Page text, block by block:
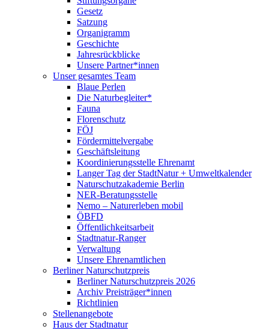
Gesetz
Satzung
Organigramm
Geschichte
Jahresrückblicke
Unsere Partner*innen
Unser gesamtes Team
Blaue Perlen
Die Naturbegleiter*
Fauna
Florenschutz
FÖJ
Fördermittelvergabe
Geschäftsleitung
Koordinierungsstelle Ehrenamt
Langer Tag der StadtNatur + Umweltkalender
Naturschutzakademie Berlin
NER-Beratungsstelle
Nemo – Naturerleben mobil
ÖBFD
Öffentlichkeitsarbeit
Stadtnatur-Ranger
Verwaltung
Unsere Ehrenamtlichen
Berliner Naturschutzpreis
Berliner Naturschutzpreis 2026
Archiv Preisträger*innen
Richtlinien
Stellenangebote
Haus der Stadtnatur